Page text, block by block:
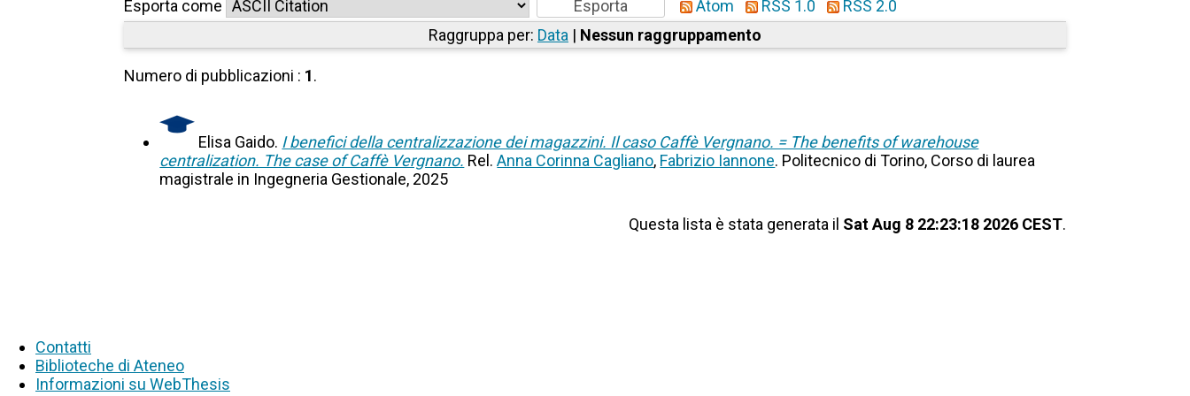
Esporta come Atom RSS 1.0
RSS 2.0
Raggruppa per: Data | Nessun raggruppamento
Numero di pubblicazioni : 1.
Elisa Gaido. I benefici della centralizzazione dei magazzini. Il caso Caffè Vergnano. = The benefits of warehouse
centralization. The case of Caffè Vergnano. Rel.Anna Corinna Cagliano, Fabrizio Iannone. Politecnico di Torino, Corso di laurea
magistrale in Ingegneria Gestionale, 2025
Questa lista è stata generata il Sat Aug 8 22:23:18 2026 CEST.
Contatti
Biblioteche di Ateneo
Informazioni su WebThesis